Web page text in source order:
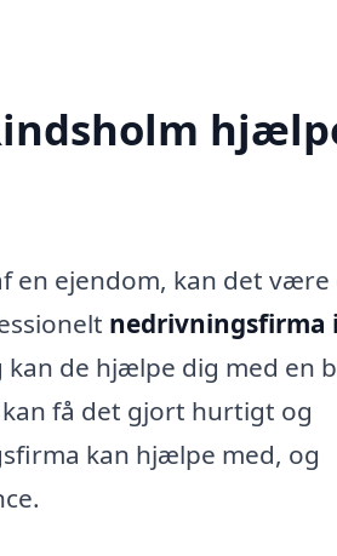
en ejendom, kan det være
nedrivningsfirma i
de hjælpe dig med en
få det gjort hurtigt og
kan hjælpe med, og